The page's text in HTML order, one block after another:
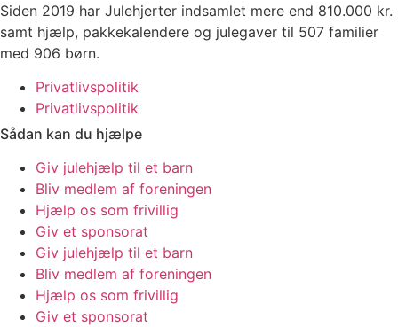
Siden 2019 har Julehjerter indsamlet mere end 810.000 kr.
samt hjælp, pakkekalendere og julegaver til 507 familier
med 906 børn.
Privatlivspolitik
Privatlivspolitik
Sådan kan du hjælpe
Giv julehjælp til et barn
Bliv medlem af foreningen
Hjælp os som frivillig
Giv et sponsorat
Giv julehjælp til et barn
Bliv medlem af foreningen
Hjælp os som frivillig
Giv et sponsorat